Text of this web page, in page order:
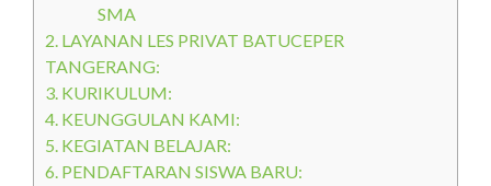
SMA
2. LAYANAN LES PRIVAT BATUCEPER
TANGERANG:
3. KURIKULUM:
4. KEUNGGULAN KAMI:
5. KEGIATAN BELAJAR:
6. PENDAFTARAN SISWA BARU: